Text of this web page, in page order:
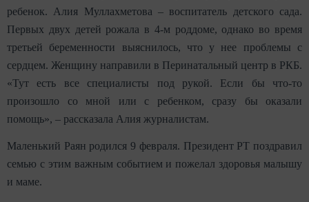
ребенок. Алия Муллахметова – воспитатель детского сада.
Первых двух детей рожала в 4-м роддоме, однако во время
третьей беременности выяснилось, что у нее проблемы с
сердцем. Женщину направили в Перинатальный центр в РКБ.
«Тут есть все специалисты под рукой. Если бы что-то
произошло со мной или с ребенком, сразу бы оказали
помощь», – рассказала Алия журналистам.
Маленький Раян родился 9 февраля. Президент РТ поздравил
семью с этим важным событием и пожелал здоровья малышу
и маме.